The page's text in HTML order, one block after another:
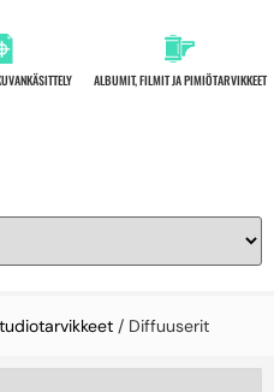
ALBUMIT, FILMIT JA PIMIÖTARVIKKEET
/ Diffuuserit